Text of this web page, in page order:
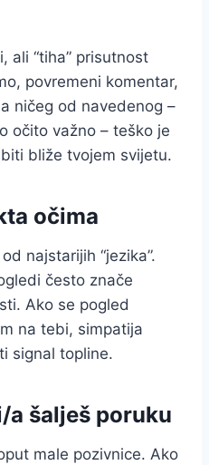
ali “tiha” prisutnost
povremeni komentar,
ničeg od navedenog –
očito važno – teško je
bliže tvojem svijetu.
očima
najstarijih “jezika”.
često znače
Ako se pogled
na tebi, simpatija
signal topline.
a šalješ poruku
male pozivnice. Ako